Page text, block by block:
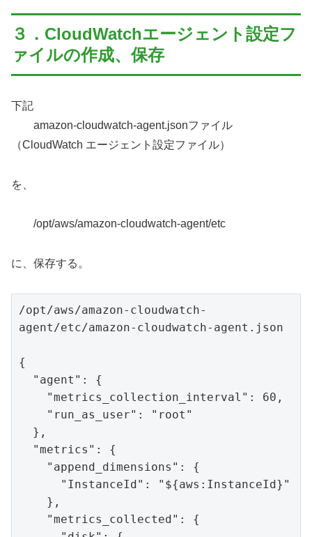
３．CloudWatchエージェント設定フ
ァイルの作成、保存
下記
amazon-cloudwatch-agent.jsonファイル
（CloudWatch エージェント設定ファイル）
を、
/opt/aws/amazon-cloudwatch-agent/etc
に、保存する。
/opt/aws/amazon-cloudwatch-
agent/etc/amazon-cloudwatch-agent.json
{